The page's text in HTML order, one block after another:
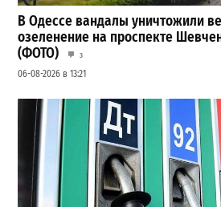
В Одессе вандалы уничтожили
озеленение на проспекте
(ФОТО)
3
06-08-2026 в 13:21